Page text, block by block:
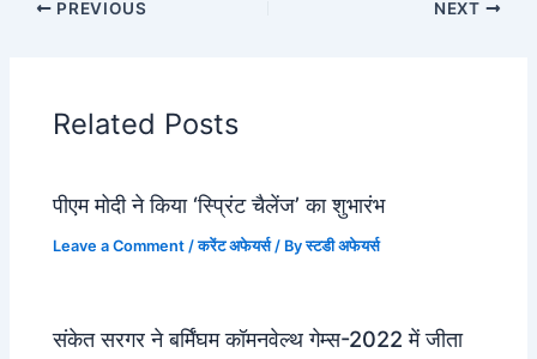
PREVIOUS NEXT
Related Posts
पीएम मोदी ने किया ‘स्प्रिंट चैलेंज’ का शुभारंभ
Leave a Comment /करेंट अफेयर्स/ Byस्टडी अफेयर्स
संकेत सरगर ने बर्मिंघम कॉमनवेल्थ गेम्स-2022 में जीता